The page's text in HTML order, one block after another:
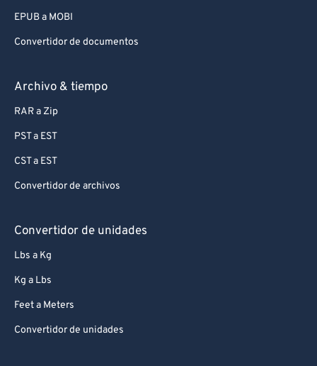
EPUB a MOBI
Convertidor de documentos
Archivo & tiempo
RAR a Zip
PST a EST
CST a EST
Convertidor de archivos
Convertidor de unidades
Lbs a Kg
Kg a Lbs
Feet a Meters
Convertidor de unidades